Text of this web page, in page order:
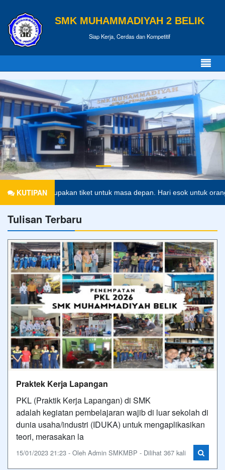
SMK MUHAMMADIYAH 2 BELIK
Siap Kerja, Cerdas dan Kompetitif
KUTIPAN
merupakan tiket untuk masa depan. Hari esok untuk orang-
Tulisan Terbaru
Praktek Kerja Lapangan
PKL (Praktik Kerja Lapangan) di SMK
adalah kegiatan pembelajaran wajib di luar sekolah di
dunia usaha/industri (IDUKA) untuk mengaplikasikan
teori, merasakan la
15/01/2023 21:23 - Oleh Admin SMKMBP - Dilihat 367 kali